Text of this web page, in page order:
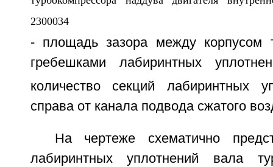
- площадь зазора между корпусом
гребешками лабиринтных
количество секций лабиринтных
справа от канала подвода сжатого
На чертеже схематично
лабиринтных уплотнений вала